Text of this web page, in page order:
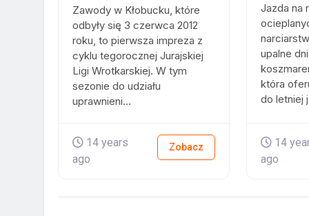
Zawody w Kłobucku, które
odbyły się 3 czerwca 2012
roku, to pierwsza impreza z
cyklu tegorocznej Jurajskiej
Ligi Wrotkarskiej. W tym
sezonie do udziału
uprawnieni...
14 years
ago
Zobacz
Jazda na
upalne
która
do letniej
14
ago